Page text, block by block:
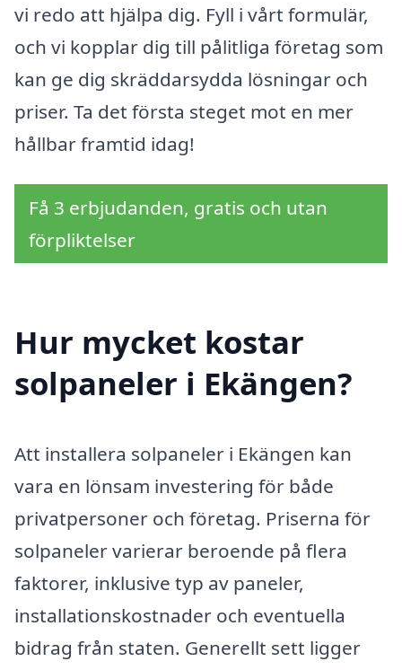
vi redo att hjälpa dig. Fyll i vårt formulär,
och vi kopplar dig till pålitliga företag som
kan ge dig skräddarsydda lösningar och
priser. Ta det första steget mot en mer
hållbar framtid idag!
Få 3 erbjudanden, gratis och utan
förpliktelser
Hur mycket kostar
solpaneler i Ekängen?
Att installera solpaneler i Ekängen kan
vara en lönsam investering för både
privatpersoner och företag. Priserna för
solpaneler varierar beroende på flera
faktorer, inklusive typ av paneler,
installationskostnader och eventuella
bidrag från staten. Generellt sett ligger